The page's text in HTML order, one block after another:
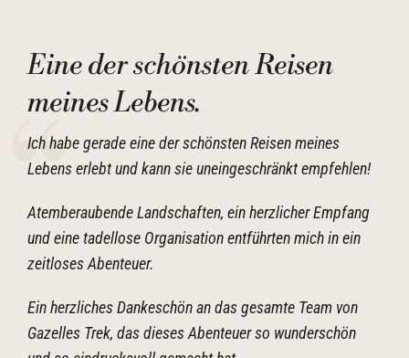
Eine der schönsten Reisen
meines Lebens.
Ich habe gerade eine der schönsten Reisen meines
Lebens erlebt und kann sie uneingeschränkt empfehlen!
Atemberaubende Landschaften, ein herzlicher Empfang
und eine tadellose Organisation entführten mich in ein
zeitloses Abenteuer.
Ein herzliches Dankeschön an das gesamte Team von
Gazelles Trek, das dieses Abenteuer so wunderschön